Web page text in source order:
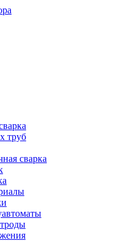
труб
сварка